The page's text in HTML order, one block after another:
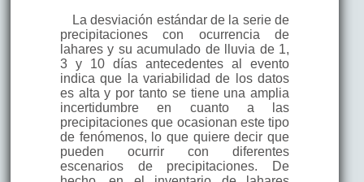
La desviación estándar de la serie de
precipitaciones con ocurrencia de
lahares y su acumulado de lluvia de 1,
3 y 10 días antecedentes al evento
indica que la variabilidad de los datos
es alta y por tanto se tiene una amplia
incertidumbre en cuanto a las
precipitaciones que ocasionan este tipo
de fenómenos, lo que quiere decir que
pueden ocurrir con diferentes
escenarios de precipitaciones. De